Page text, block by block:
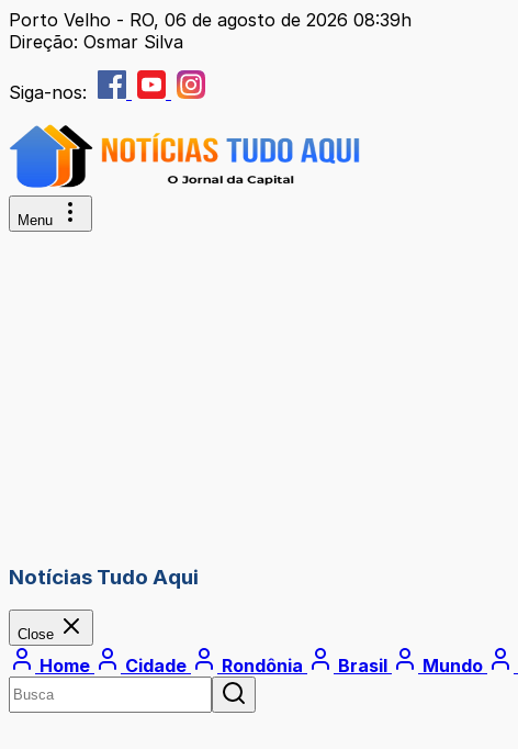
Porto Velho - RO, 06 de agosto de 2026 08:39h
Direção: Osmar Silva
Siga-nos:
Menu
Notícias Tudo Aqui
Close
Home Cidade Rondônia Brasil Mundo